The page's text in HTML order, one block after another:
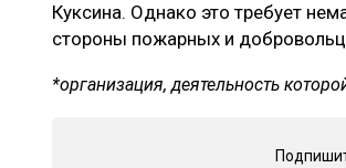
Куксина. Однако это требует
стороны пожарных и
*организация, деятельность